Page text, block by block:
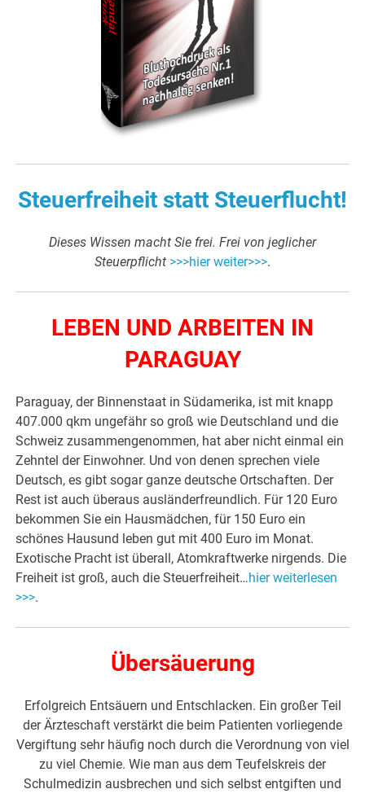
Steuerfreiheit statt Steuerflucht!
Dieses Wissen macht Sie frei. Frei von jeglicher
Steuerpflicht >>>hier weiter>>>.
LEBEN UND ARBEITEN IN
PARAGUAY
Paraguay, der Binnenstaat in Südamerika, ist mit knapp
407.000 qkm ungefähr so groß wie Deutschland und die
Schweiz zusammengenommen, hat aber nicht einmal ein
Zehntel der Einwohner. Und von denen sprechen viele
Deutsch, es gibt sogar ganze deutsche Ortschaften. Der
Rest ist auch überaus ausländerfreundlich. Für 120 Euro
bekommen Sie ein Hausmädchen, für 150 Euro ein
schönes Hausund leben gut mit 400 Euro im Monat.
Exotische Pracht ist überall, Atomkraftwerke nirgends. Die
Freiheit ist groß, auch die Steuerfreiheit…hier weiterlesen
>>>.
Übersäuerung
Erfolgreich Entsäuern und Entschlacken. Ein großer Teil
der Ärzteschaft verstärkt die beim Patienten vorliegende
Vergiftung sehr häufig noch durch die Verordnung von viel
zu viel Chemie. Wie man aus dem Teufelskreis der
Schulmedizin ausbrechen und sich selbst entgiften und